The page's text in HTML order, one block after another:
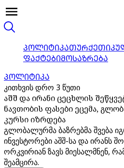
ᲞᲝᲚᲘᲢᲘᲙᲐᲗᲣᲠᲥᲔᲗᲘ
ᲤᲐᲥᲢᲔᲑᲘᲛᲝᲡᲐᲖᲠᲔᲑᲐ
ᲞᲝᲚᲘᲢᲘᲙᲐ
კითხვის დრო 3 წუთი
აშშ და ირანი ცეცხლის
ნავთობის ფასები ეცემა,
კურსი იზრდება
გლობალურმა ბაზრებმა შვება
ინვესტორები აშშ-სა და ირანს
ორკვირიან ზავს მიესალმნენ,
შეამცირა.